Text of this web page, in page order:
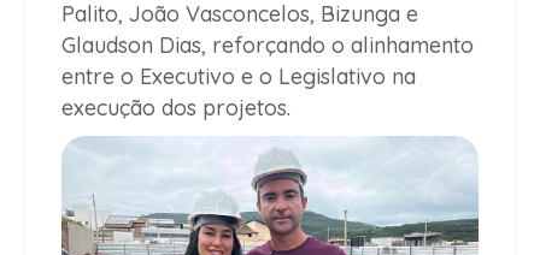
Palito, João Vasconcelos, Bizunga e
Glaudson Dias, reforçando o alinhamento
entre o Executivo e o Legislativo na
execução dos projetos.